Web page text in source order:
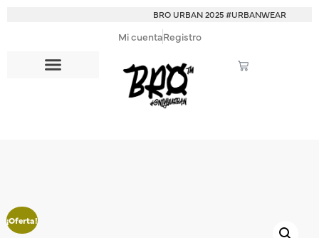
BRO URBAN 2025 #URBANWEAR
Mi cuentaRegistro
¡Oferta!